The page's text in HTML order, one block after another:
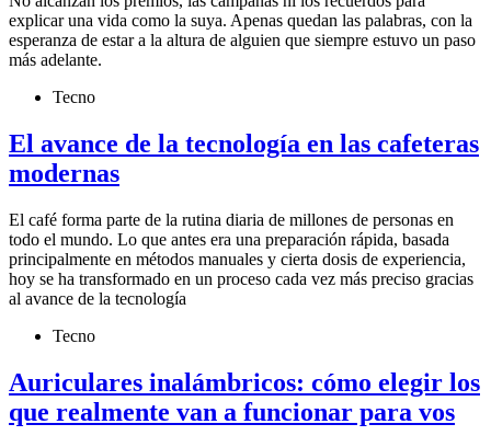
explicar una vida como la suya. Apenas quedan las palabras, con la
esperanza de estar a la altura de alguien que siempre estuvo un paso
más adelante.
Tecno
El avance de la tecnología en las cafeteras
modernas
El café forma parte de la rutina diaria de millones de personas en
todo el mundo. Lo que antes era una preparación rápida, basada
principalmente en métodos manuales y cierta dosis de experiencia,
hoy se ha transformado en un proceso cada vez más preciso gracias
al avance de la tecnología
Tecno
Auriculares inalámbricos: cómo elegir los
que realmente van a funcionar para vos